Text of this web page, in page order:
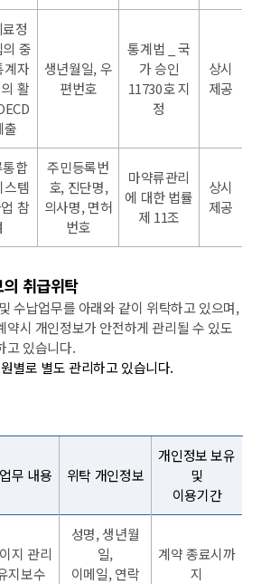
정
중
계자
활
출
생년월일, 우
편번호
통계법 _ 국
가 승인
11730호 지
정
상시
제공
합
스템
참
주민등록번
호, 진단명,
의사명, 면허
번호
마약류관리
에 대한 법률
제 11조
상시
제공
취급위탁
수납업무를 아래와 같이 위탁하고 있으며,
약시 개인정보가 안전하게 관리될 수 있도
고 있습니다.
별로 별도 관리하고 있습니다.
무 내용 위탁 개인정보
개인정보 보유
및
이용기간
지 관리
지보수
성명, 생년월
일,
이메일, 연락
계약 종료시까
지